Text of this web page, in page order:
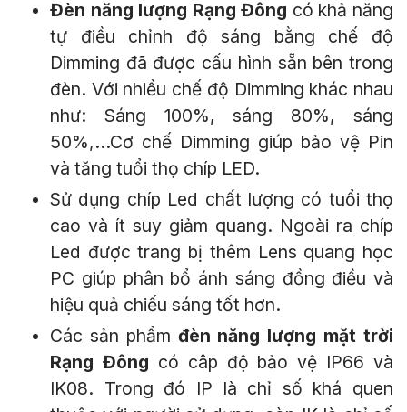
Đèn năng lượng Rạng Đông có khả năng
tự điều chỉnh độ sáng bằng chế độ
Dimming đã được cấu hình sẵn bên trong
đèn. Với nhiều chế độ Dimming khác nhau
như: Sáng 100%, sáng 80%, sáng
50%,...Cơ chế Dimming giúp bảo vệ Pin
và tăng tuổi thọ chíp LED.
Sử dụng chíp Led chất lượng có tuổi thọ
cao và ít suy giảm quang. Ngoài ra chíp
Led được trang bị thêm Lens quang học
PC giúp phân bổ ánh sáng đồng điều và
hiệu quả chiếu sáng tốt hơn.
Các sản phẩm đèn năng lượng mặt trời
Rạng Đông có câp độ bảo vệ IP66 và
IK08. Trong đó IP là chỉ số khá quen